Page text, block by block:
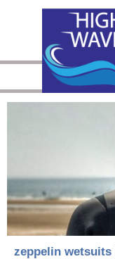
zeppelin wetsuits